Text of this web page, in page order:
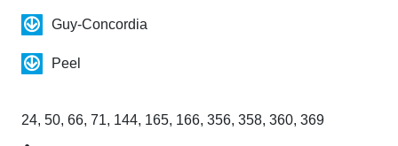
Guy-Concordia
Peel
24, 50, 66, 71, 144, 165, 166, 356, 358, 360, 369